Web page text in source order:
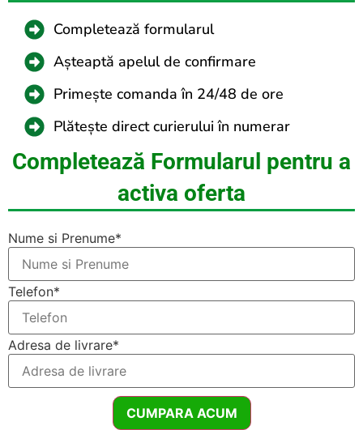
Completează formularul
Așteaptă apelul de confirmare
Primește comanda în 24/48 de ore
Plătește direct curierului în numerar
Completează Formularul pentru a
activa oferta
Nume si Prenume*
Telefon*
Adresa de livrare*
CUMPARA ACUM